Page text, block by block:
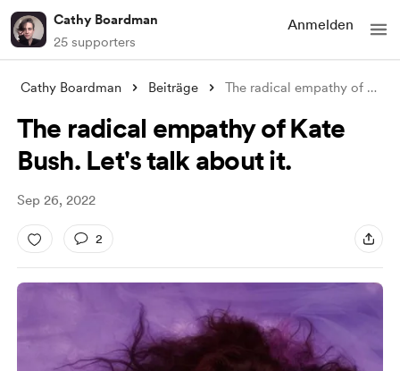
Cathy Boardman
25 supporters
Anmelden
Cathy Boardman Beiträge The radical empathy of Kate Bush. Let�
The radical empathy of Kate
Bush. Let's talk about it.
Sep 26, 2022
2